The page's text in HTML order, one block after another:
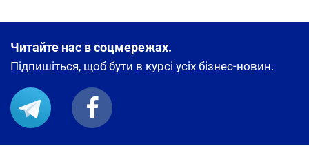
Читайте нас в соцмережах.
Підпишіться, щоб бути в курсі усіх бізнес-новин.